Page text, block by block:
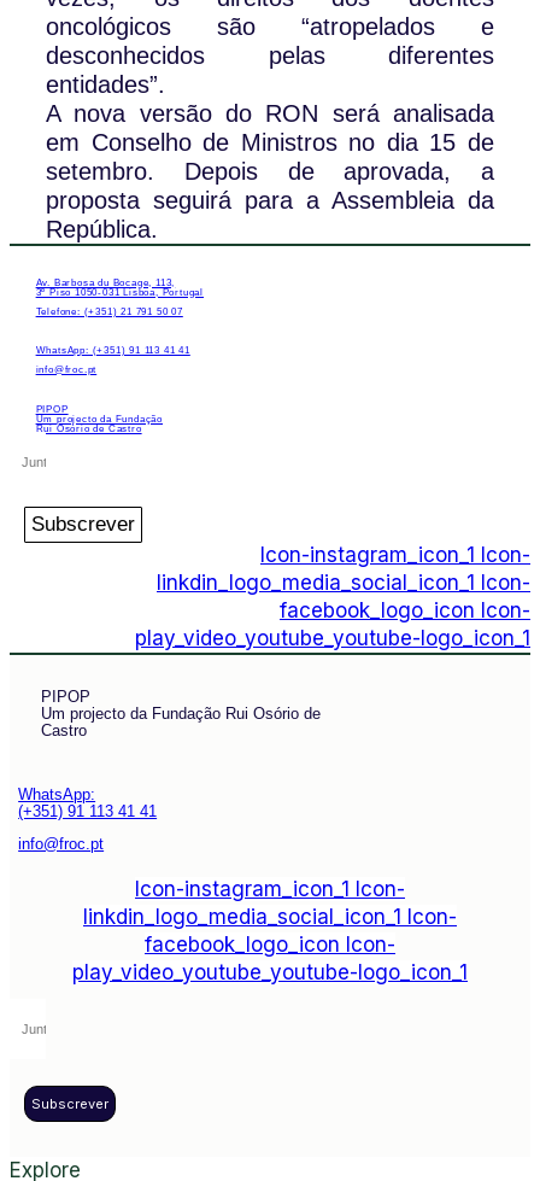
oncológicos são “atropelados e
desconhecidos pelas diferentes
entidades”.
A nova versão do RON será analisada
em Conselho de Ministros no dia 15 de
setembro. Depois de aprovada, a
proposta seguirá para a Assembleia da
República.
Av. Barbosa du Bocage, 113,
3º Piso 1050-031 Lisboa, Portugal
Telefone: (+351) 21 791 50 07
WhatsApp: (+351) 91 113 41 41
info@froc.pt
PIPOP
Um projecto da Fundação
Rui Osório de Castro
Subscrever
Icon-instagram_icon_1
Icon-
linkdin_logo_media_social_icon_1
Icon-
facebook_logo_icon Icon-
play_video_youtube_youtube-logo_icon_1
PIPOP
Um projecto da Fundação Rui Osório de
Castro
WhatsApp:
(+351) 91 113 41 41
info@froc.pt
Icon-instagram_icon_1
Icon-
linkdin_logo_media_social_icon_1
Icon-
facebook_logo_icon Icon-
play_video_youtube_youtube-logo_icon_1
Subscrever
Explore